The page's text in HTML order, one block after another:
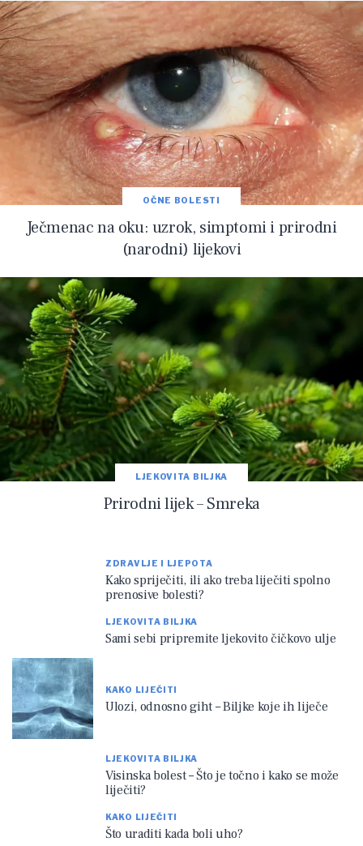
OČNE BOLESTI
Ječmenac na oku: uzrok, simptomi i prirodni
(narodni) lijekovi
LJEKOVITA BILJKA
Prirodni lijek – Smreka
ZDRAVLJE I LJEPOTA
Kako spriječiti, ili ako treba liječiti spolno
prenosive bolesti?
LJEKOVITA BILJKA
Sami sebi pripremite ljekovito čičkovo ulje
KAKO LIJEČITI
Ulozi, odnosno giht – Biljke koje ih liječe
LJEKOVITA BILJKA
Visinska bolest – Što je točno i kako se može
liječiti?
KAKO LIJEČITI
Što uraditi kada boli uho?